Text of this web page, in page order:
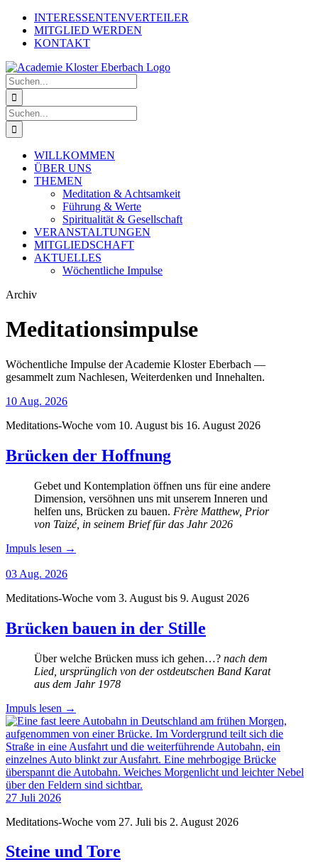
Zum
Inhalt
springen
INTERESSENTENVERTEILER
MITGLIED WERDEN
KONTAKT
Suche
nach:
Suche
nach:
WILLKOMMEN
ÜBER UNS
THEMEN
Meditation & Achtsamkeit
Führung & Werte
Spiritualität & Gesellschaft
VERANSTALTUNGEN
MITGLIEDSCHAFT
AKTUELLES
Wöchentliche Impulse
Archiv
Meditationsimpulse
Wöchentliche Impulse der Academie Kloster Eberbach —
gesammelt zum Nachlesen, Weiterdenken und Innehalten.
10 Aug. 2026
Meditations-Woche vom 10. August bis 16. August 2026
Brücken der Hoffnung
Gebet und Kontemplation öffnen uns für eine andere
Dimension, versöhnen uns mit unserem Inneren und
helfen uns, Brücken zu bauen. Frère Matthew, Prior
von Taizé, in seinem Brief für das Jahr 2026
Impuls lesen →
03 Aug. 2026
Meditations-Woche vom 3. August bis 9. August 2026
Brücken bauen in der Stille
Über welche Brücken muss ich gehen…? nach dem
Lied, ursprünglich von der ostdeutschen Band Karat
aus dem Jahr 1978
Impuls lesen →
27 Juli 2026
Meditations-Woche vom 27. Juli bis 2. August 2026
Steine und Tore